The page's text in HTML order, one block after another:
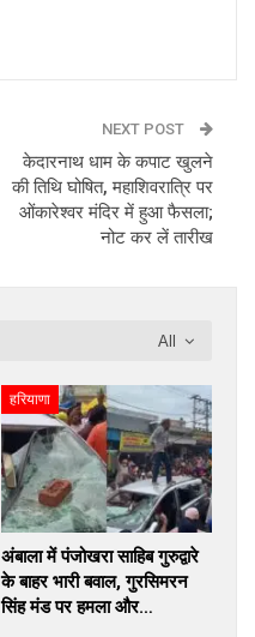
NEXT POST
केदारनाथ धाम के कपाट खुलने
की तिथि घोषित, महाशिवरात्रि पर
ओंकारेश्वर मंदिर में हुआ फैसला;
नोट कर लें तारीख
All
हरियाणा
अंबाला में पंजोखरा साहिब गुरुद्वारे
के बाहर भारी बवाल, गुरसिमरन
सिंह मंड पर हमला और…